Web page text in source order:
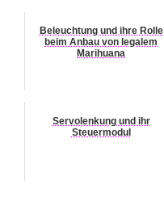
Beleuchtung und ihre Rolle
beim Anbau von legalem
Marihuana
Servolenkung und ihr
Steuermodul